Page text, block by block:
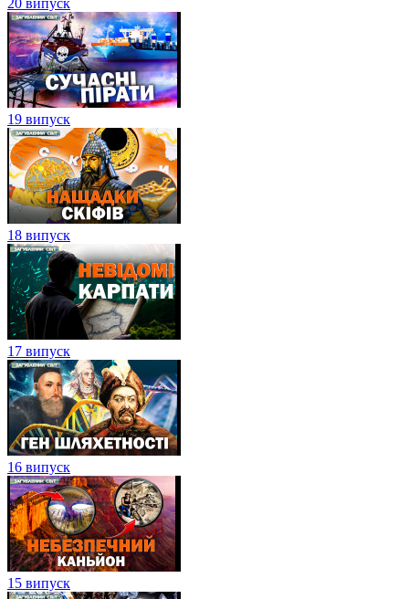
19 випуск
18 випуск
17 випуск
16 випуск
15 випуск